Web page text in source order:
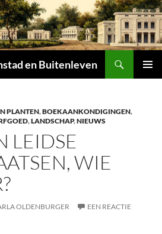
en Buitenleven
PLANTEN,BOEKAANKONDIGINGEN,
,LANDSCHAP,NIEUWS
LEIDSE
WIE
OLDENBURGER
EEN REACTIE